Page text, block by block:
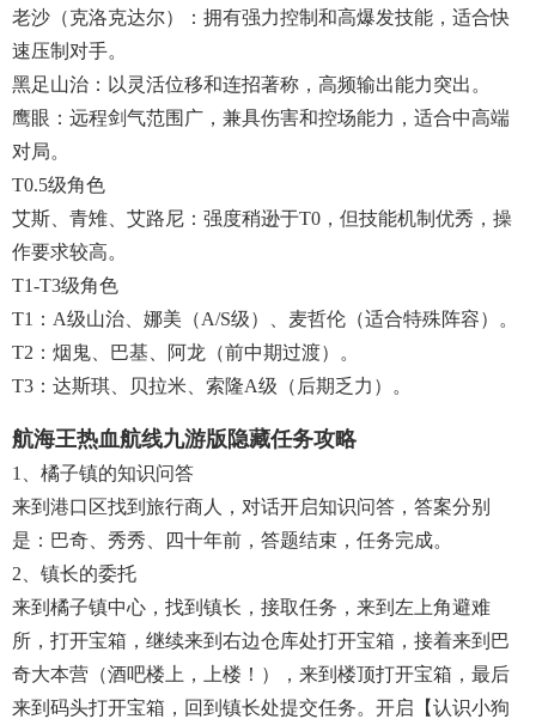
‌老沙（克洛克达尔）‌：拥有强力控制和高爆发技能，适合快
速压制对手。
‌黑足山治‌：以灵活位移和连招著称，高频输出能力突出。
‌鹰眼‌：远程剑气范围广，兼具伤害和控场能力，适合中高端
对局。
‌T0.5级角色‌
艾斯、青雉、艾路尼：强度稍逊于T0，但技能机制优秀，操
作要求较高。
‌T1-T3级角色‌
T1：A级山治、娜美（A/S级）、麦哲伦（适合特殊阵容）。
T2：烟鬼、巴基、阿龙（前中期过渡）。
T3：达斯琪、贝拉米、索隆A级（后期乏力）。
航海王热血航线九游版隐藏任务攻略
1、橘子镇的知识问答
来到港口区找到旅行商人，对话开启知识问答，答案分别
是：巴奇、秀秀、四十年前，答题结束，任务完成。
2、镇长的委托
来到橘子镇中心，找到镇长，接取任务，来到左上角避难
所，打开宝箱，继续来到右边仓库处打开宝箱，接着来到巴
奇大本营（酒吧楼上，上楼！），来到楼顶打开宝箱，最后
来到码头打开宝箱，回到镇长处提交任务。开启【认识小狗